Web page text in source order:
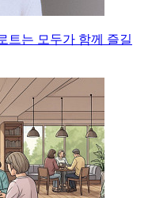
트는 모두가 함께 즐길